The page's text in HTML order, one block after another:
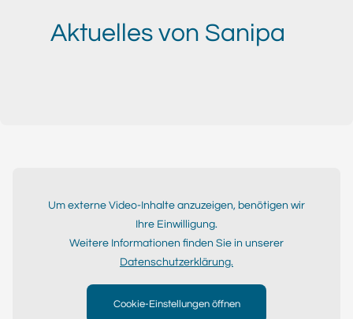
Aktuelles von Sanipa
Um externe Video-Inhalte anzuzeigen, benötigen wir
Ihre Einwilligung.
Weitere Informationen finden Sie in unserer
Datenschutzerklärung.
Cookie-Einstellungen öffnen